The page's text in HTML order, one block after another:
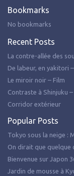
Bookmarks
No bookmarks
Recent Posts
La contre-allée des
De labeur, en yakitori
Le miroir noir – Film
Contraste à Shinjuku –
Corridor extérieur
Popular Posts
Tokyo sous la neige :
On dirait que
Bienvenue sur Japon
Jardin de mousse à